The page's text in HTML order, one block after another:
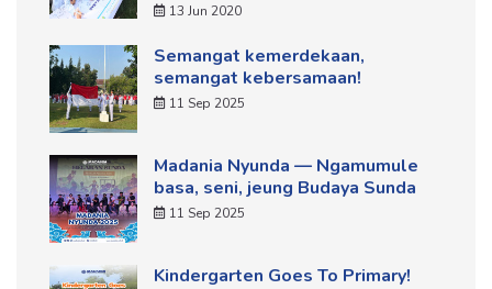
13 Jun 2020
Semangat kemerdekaan,
semangat kebersamaan!
11 Sep 2025
Madania Nyunda — Ngamumule
basa, seni, jeung Budaya Sunda
11 Sep 2025
Kindergarten Goes To Primary!